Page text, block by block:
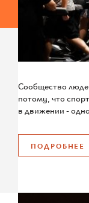
Сообщество
потому, что
в движении -
ПОДРОБНЕЕ